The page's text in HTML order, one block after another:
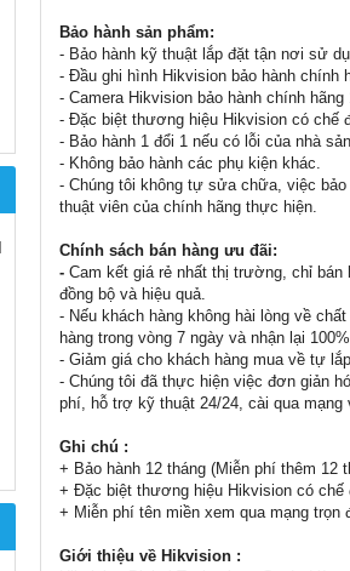
Bảo hành sản phẩm:
- Bảo hành kỹ thuật lắp đặt tận nơi sử
- Đầu ghi hình Hikvision bảo hành chính
- Camera Hikvision bảo hành chính hãng
- Đặc biệt thương hiệu Hikvision có chế
- Bảo hành 1 đổi 1 nếu có lỗi của nhà
- Không bảo hành các phụ kiện khác.
- Chúng tôi không tự sửa chữa, việc
thuật viên của chính hãng thực hiện.
Chính sách bán hàng ưu đãi:
- Cam kết giá rẻ nhất thị trường, chỉ
đồng bộ và hiệu quả.
- Nếu khách hàng không hài lòng về
hàng trong vòng 7 ngày và nhận lại
- Giảm giá cho khách hàng mua về tự
- Chúng tôi đã thực hiện việc đơn giản
phí, hỗ trợ kỹ thuật 24/24, cài qua mạng
Ghi chú :
+ Bảo hành 12 tháng (Miễn phí thêm
+ Đặc biệt thương hiệu Hikvision có chế
+ Miễn phí tên miền xem qua mạng trọn
Giới thiệu về Hikvision :